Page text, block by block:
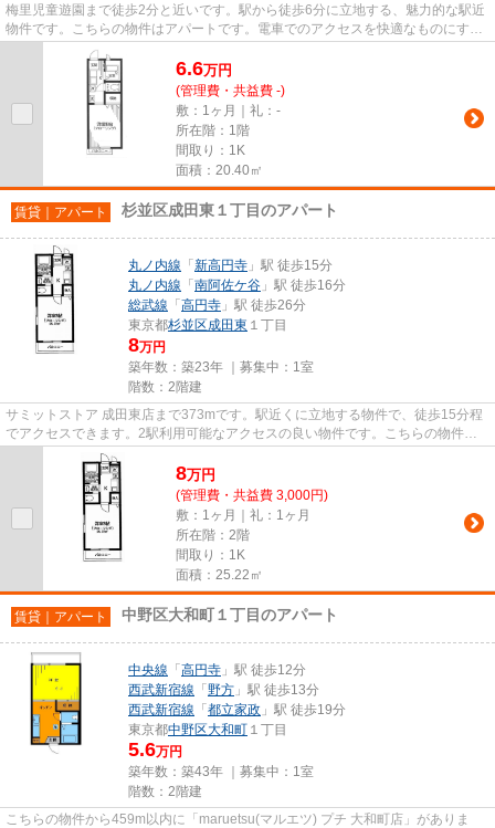
梅里児童遊園まで徒歩2分と近いです。駅から徒歩6分に立地する、魅力的な駅近
物件です。こちらの物件はアパートです。電車でのアクセスを快適なものにす
る、2駅利用可能な物件です。VE...
6.6万円
(管理費・共益費 -)
敷：1ヶ月｜礼：-
所在階：1階
間取り：1K
面積：20.40㎡
賃貸｜アパート 杉並区成田東１丁目のアパート
丸ノ内線 「 新高円寺 」駅 徒歩15分
丸ノ内線 「 南阿佐ケ谷 」駅 徒歩16分
総武線 「 高円寺 」駅 徒歩26分
東京都杉並区成田東 １丁目
8万円
築年数：築23年 ｜募集中： 1室
階数：2階建
サミットストア 成田東店まで373mです。駅近くに立地する物件で、徒歩15分程
でアクセスできます。2駅利用可能なアクセスの良い物件です。こちらの物件は
アパートです。地域の物件情報...
8万円
(管理費・共益費 3,000円)
敷：1ヶ月｜礼：1ヶ月
所在階：2階
間取り：1K
面積：25.22㎡
賃貸｜アパート 中野区大和町１丁目のアパート
中央線 「 高円寺 」駅 徒歩12分
西武新宿線 「 野方 」駅 徒歩13分
西武新宿線 「 都立家政 」駅 徒歩19分
東京都中野区大和町 １丁目
5.6万円
築年数：築43年 ｜募集中： 1室
階数：2階建
こちらの物件から459m以内に「maruetsu(マルエツ) プチ 大和町店」がありま